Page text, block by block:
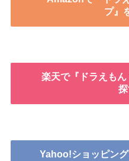
プ』
楽天で『ドラえも
Yahoo!ショッピン